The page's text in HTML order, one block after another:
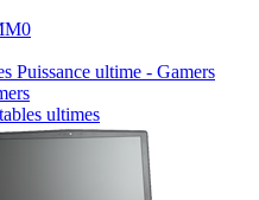
ultimes